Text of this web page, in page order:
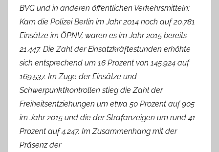
BVG und in anderen öffentlichen Verkehrsmitteln:
Kam die Polizei Berlin im Jahr 2014 noch auf 20.781
Einsätze im ÖPNV, waren es im Jahr 2015 bereits
21.447. Die Zahl der Einsatzkräftestunden erhöhte
sich entsprechend um 16 Prozent von 145.924 auf
169.537. Im Zuge der Einsätze und
Schwerpunktkontrollen stieg die Zahl der
Freiheitsentziehungen um etwa 50 Prozent auf 905
im Jahr 2015 und die der Strafanzeigen um rund 41
Prozent auf 4.247. Im Zusammenhang mit der
Präsenz der